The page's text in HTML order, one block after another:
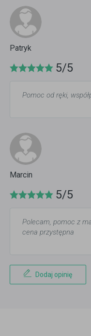
Patryk
5/5
Pomoc od ręki,
Marcin
5/5
Polecam, pomoc z
cena przystępna
Dodaj opinię